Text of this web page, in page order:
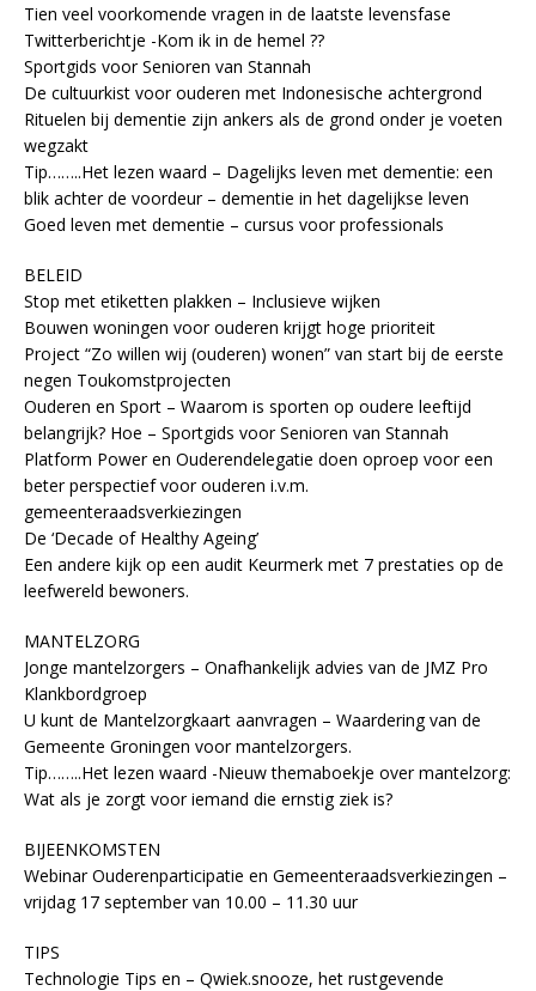
Tien veel voorkomende vragen in de laatste levensfase
Twitterberichtje -Kom ik in de hemel ??
Sportgids voor Senioren van Stannah
De cultuurkist voor ouderen met Indonesische achtergrond
Rituelen bij dementie zijn ankers als de grond onder je voeten
wegzakt
Tip……..Het lezen waard – Dagelijks leven met dementie: een
blik achter de voordeur – dementie in het dagelijkse leven
Goed leven met dementie – cursus voor professionals
BELEID
Stop met etiketten plakken – Inclusieve wijken
Bouwen woningen voor ouderen krijgt hoge prioriteit
Project “Zo willen wij (ouderen) wonen” van start bij de eerste
negen Toukomstprojecten
Ouderen en Sport – Waarom is sporten op oudere leeftijd
belangrijk? Hoe – Sportgids voor Senioren van Stannah
Platform Power en Ouderendelegatie doen oproep voor een
beter perspectief voor ouderen i.v.m.
gemeenteraadsverkiezingen
De ‘Decade of Healthy Ageing’
Een andere kijk op een audit Keurmerk met 7 prestaties op de
leefwereld bewoners.
MANTELZORG
Jonge mantelzorgers – Onafhankelijk advies van de JMZ Pro
Klankbordgroep
U kunt de Mantelzorgkaart aanvragen – Waardering van de
Gemeente Groningen voor mantelzorgers.
Tip……..Het lezen waard -Nieuw themaboekje over mantelzorg:
Wat als je zorgt voor iemand die ernstig ziek is?
BIJEENKOMSTEN
Webinar Ouderenparticipatie en Gemeenteraadsverkiezingen –
vrijdag 17 september van 10.00 – 11.30 uur
TIPS
Technologie Tips en – Qwiek.snooze, het rustgevende